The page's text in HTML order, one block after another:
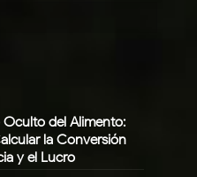
Oculto del Alimento:
la Conversión
y el Lucro